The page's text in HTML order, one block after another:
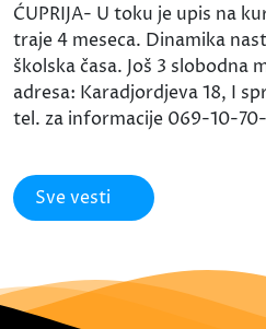
ĆUPRIJA- U toku je upis na
traje 4 meseca. Dinamika
školska časa. Još 3 slobodna
adresa: Karadjordjeva 18, I
tel. za informacije 069-10-
Sve vesti